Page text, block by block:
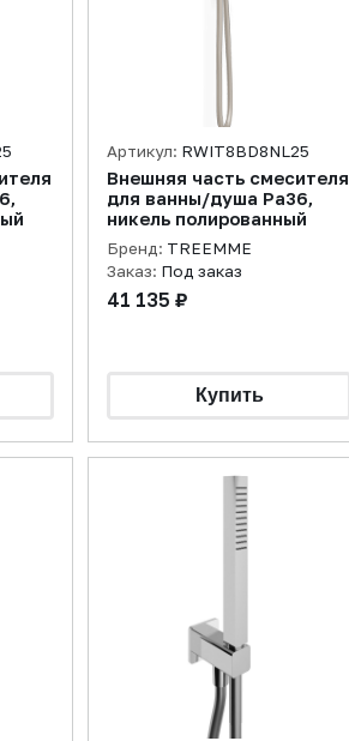
Артикул: RWIT8BD8NL25
Внешняя часть смесителя
для ванны/душа Pa36,
никель полированный
Бренд: TREEMME
Заказ: Под заказ
41 135 ₽